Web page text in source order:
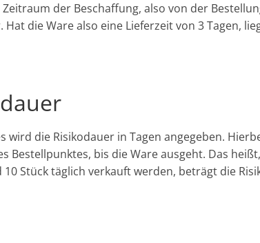
der Beschaffung, also von der
Hat die Ware also eine Lieferzeit von 3 Tagen,
wird die Risikodauer in Tagen angegeben.
Bestellpunktes, bis die Ware ausgeht. Das
Stück täglich verkauft werden, beträgt die